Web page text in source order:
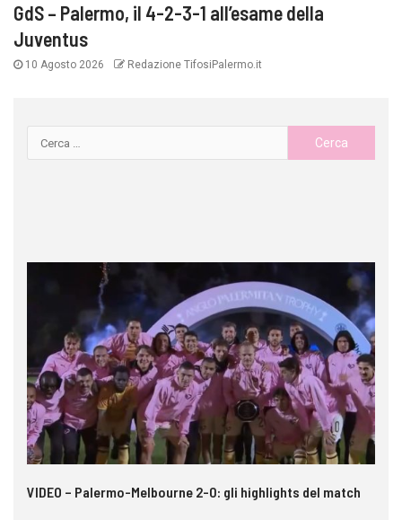
GdS – Palermo, il 4-2-3-1 all’esame della
Juventus
10 Agosto 2026 Redazione TifosiPalermo.it
VIDEO – Palermo-Melbourne 2-0: gli highlights del match